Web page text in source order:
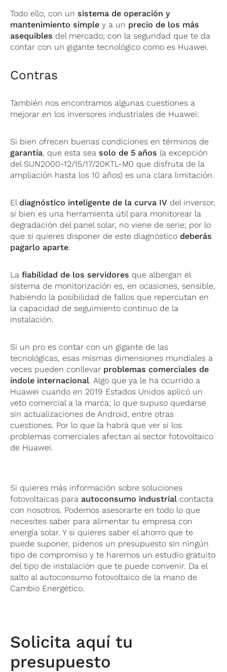
Todo ello, con unsistema de operación y
mantenimiento simpley a un precio de los más
asequibles del mercado; con la seguridad que te da
contar con un gigante tecnológico como es Huawei.
Contras
También nos encontramos algunas cuestiones a
mejorar en los inversores industriales de Huawei:
Si bien ofrecen buenas condiciones en términos de
garantía, que esta seasolo de 5 años (a excepción
del SUN2000-12/15/17/20KTL-M0 que disfruta de la
ampliación hasta los 10 años) es una clara limitación.
El diagnóstico inteligente de la curva IV del inversor,
si bien es una herramienta útil para monitorear la
degradación del panel solar, no viene de serie; por lo
que si quieres disponer de este diagnóstico deberás
pagarlo aparte.
Lafiabilidad de los servidores que albergan el
sistema de monitorización es, en ocasiones, sensible,
habiendo la posibilidad de fallos que repercutan en
la capacidad de seguimiento continuo de la
instalación.
Si un pro es contar con un gigante de las
tecnológicas, esas mismas dimensiones mundiales a
veces pueden conllevar problemas comerciales de
índole internacional. Algo que ya le ha ocurrido a
Huawei cuando en 2019 Estados Unidos aplicó un
veto comercial a la marca; lo que supuso quedarse
sin actualizaciones de Android, entre otras
cuestiones. Por lo que la habrá que ver si los
problemas comerciales afectan al sector fotovoltaico
de Huawei.
Si quieres más información sobre soluciones
fotovoltaicas para autoconsumo industrial contacta
con nosotros. Podemos asesorarte en todo lo que
necesites saber para alimentar tu empresa con
energía solar. Y si quieres saber el ahorro que te
puede suponer, pídenos un presupuesto sin ningún
tipo de compromiso y te haremos un estudio gratuito
del tipo de instalación que te puede convenir. Da el
salto al autoconsumo fotovoltaico de la mano de
Cambio Energético.
Solicita aquí tu
presupuesto